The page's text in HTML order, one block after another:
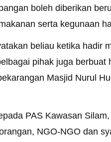
boleh diberikan
serta kegunaan
beliau ketika hadir
pihak juga berbuat
Masjid Nurul
PAS Kawasan
NGO-NGO dan